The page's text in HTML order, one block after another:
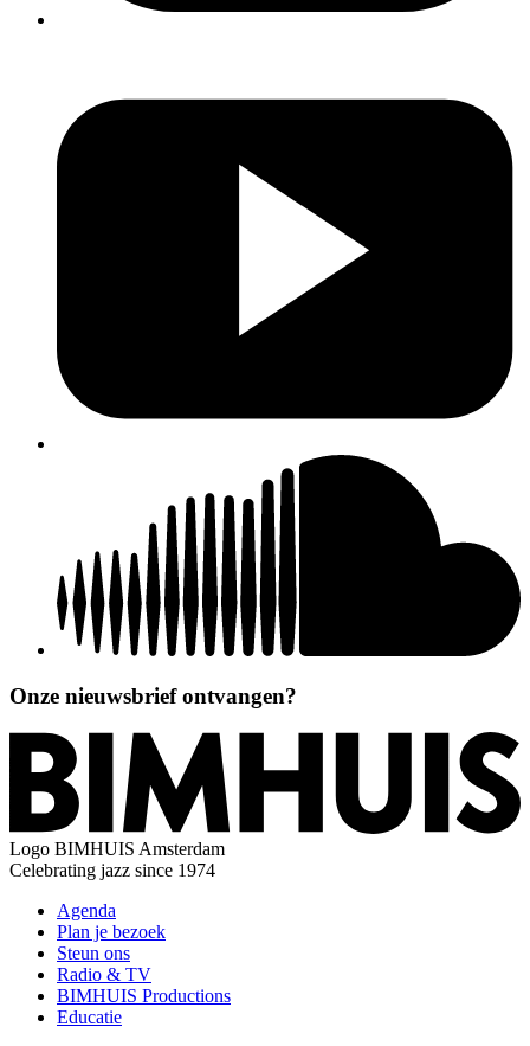
Onze nieuwsbrief ontvangen?
Logo BIMHUIS Amsterdam
Celebrating jazz since 1974
Agenda
Plan je bezoek
Steun ons
Radio & TV
BIMHUIS Productions
Educatie